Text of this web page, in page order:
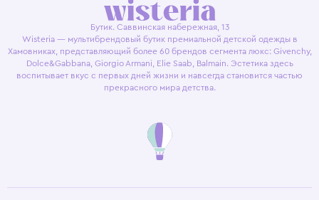
Бутик. Саввинская набережная, 13
Wisteria — мультибрендовый бутик премиальной детской одежды в
Хамовниках, представляющий более 60 брендов сегмента люкс: Givenchy,
Dolce&Gabbana, Giorgio Armani, Elie Saab, Balmain. Эстетика здесь
воспитывает вкус с первых дней жизни и навсегда становится частью
прекрасного мира детства.